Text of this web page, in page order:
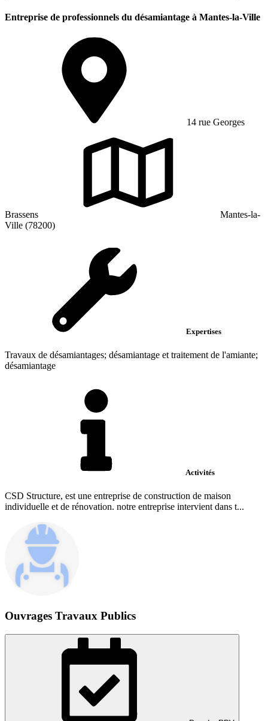
Entreprise de professionnels du désamiantage à Mantes-la-Ville
14 rue Georges
Brassens
Mantes-la-
Ville (78200)
Expertises
Travaux de désamiantages; désamiantage et traitement de l'amiante;
désamiantage
Activités
CSD Structure, est une entreprise de construction de maison
individuelle et de rénovation. notre entreprise intervient dans t...
Ouvrages Travaux Publics